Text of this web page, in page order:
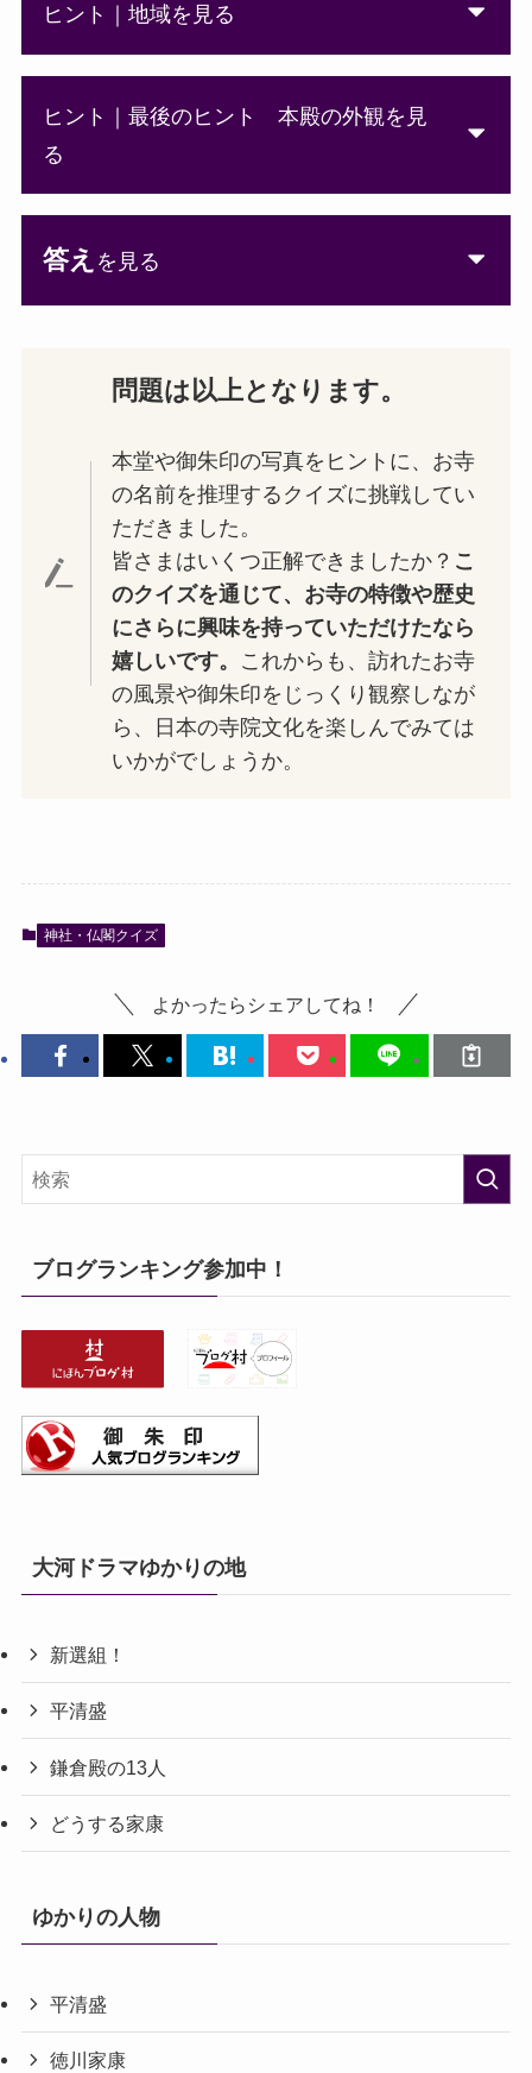
ヒント｜地域を見る
ヒント｜最後のヒント 本殿の外観を見
る
答え を見る
問題は以上となります。
本堂や御朱印の写真をヒントに、お寺
の名前を推理するクイズに挑戦してい
ただきました。
皆さまはいくつ正解できましたか？ こ
のクイズを通じて、お寺の特徴や歴史
にさらに興味を持っていただけたなら
嬉しいです。 これからも、訪れたお寺
の風景や御朱印をじっくり観察しなが
ら、日本の寺院文化を楽しんでみては
いかがでしょうか。
神社・仏閣クイズ
よかったらシェアしてね！
ブログランキング参加中！
大河ドラマゆかりの地
新選組！
平清盛
鎌倉殿の13人
どうする家康
ゆかりの人物
平清盛
徳川家康